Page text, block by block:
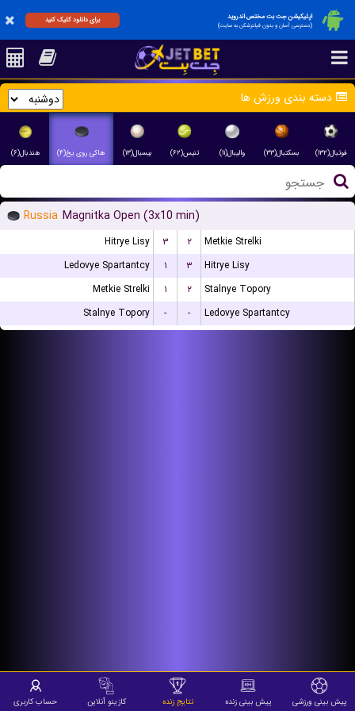
اپلیکیشن جت بت مختص اندروید
(دسترسی آسان و بدون فیلترشکن به سایت)
برای دانلود کلیک کنید
دسته بندی ورزش ها
فوتبال(۱۳۲) بسکتبال(۳۳) والیبال(۱۱) تنیس(۶۲) بیسبال(۱۳) هاکی روی یخ(۴) هندبال(۶)
Russia Magnitka Open (3x10 min)
Hitrye Lisy ۳ ۲
Metkie Strelki
Ledovye Spartantcy
۱ ۳
Hitrye Lisy
Metkie Strelki
۱ ۲
Stalnye Topory
Stalnye Topory
- - Ledovye Spartantcy
پیش بینی ورزشی پیش بینی زنده نتایج زنده کازینو آنلاین حساب کاربری